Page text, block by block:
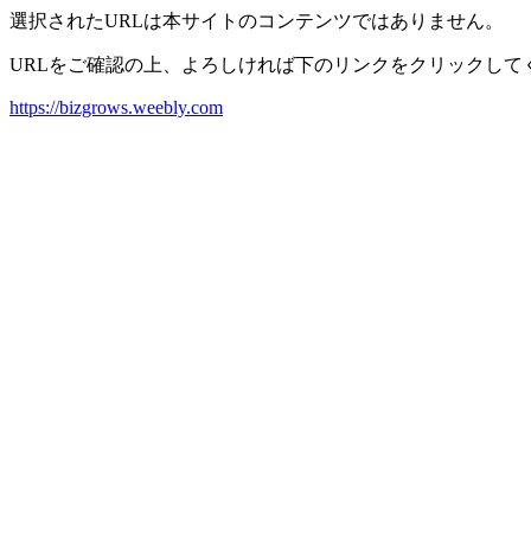
選択されたURLは本サイトのコンテンツではありません。
URLをご確認の上、よろしければ下のリンクをクリックして
https://bizgrows.weebly.com